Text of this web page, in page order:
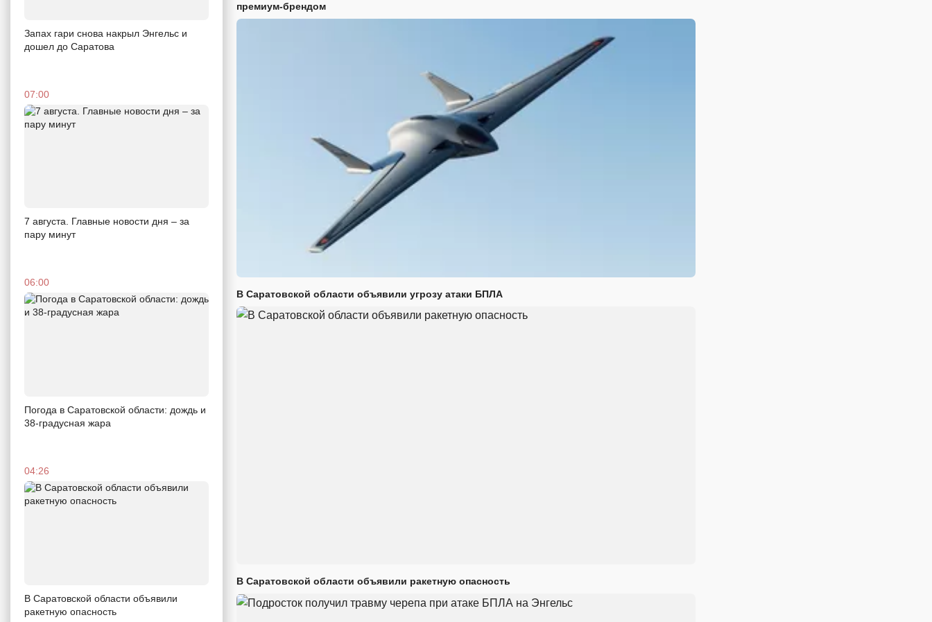
Запах гари снова накрыл Энгельс и
дошел до Саратова
07:00
7 августа. Главные новости дня – за
пару минут
06:00
Погода в Саратовской области: дождь и
38-градусная жара
04:26
В Саратовской области объявили
ракетную опасность
премиум-брендом
В Саратовской области объявили угрозу атаки БПЛА
В Саратовской области объявили ракетную опасность